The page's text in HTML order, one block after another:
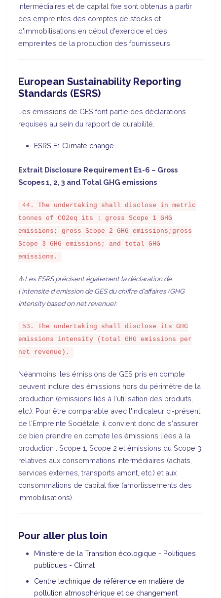
intermédiaires et de capital fixe sont obtenus à partir
des empreintes des comptes de stocks et
d'immobilisations en début d'exercice et des
empreintes de la production des fournisseurs.
European Sustainability Reporting
Standards (ESRS)
Les émissions de GES font partie des déclarations
requises au sein du rapport de durabilité.
ESRS E1 Climate change​​​​
Extrait Disclosure Requirement E1-6 – Gross
Scopes 1, 2, 3 and Total GHG emissions
44. The undertaking shall disclose in metric
tonnes of CO2eq its : gross Scope 1 GHG
emissions; gross Scope 2 GHG emissions;gross
Scope 3 GHG emissions; and total GHG
emissions.
⚠️Les ESRS précisent également la déclaration de
l'intensité d'émission de GES du chiffre d'affaires (GHG
Intensity based on net revenue):
53. The undertaking shall disclose its GHG
emissions intensity (total GHG emissions per
net revenue).
Néanmoins, les émissions de GES pris en compte
peuvent inclure des émissions hors du périmètre de la
production (émissions liés à l'utilisation des produits,
etc.). Pour être comparable avec l'indicateur ci-présent
de l'Empreinte Sociétale, il convient donc de s'assurer
de bien prendre en compte les émissions liées à la
production : Scope 1, Scope 2 et émissions du Scope 3
relatives aux consommations intermédiaires (achats,
services externes, transports amont, etc.) et aux
consommations de capital fixe (amortissements des
immobilisations).
Pour aller plus loin
Ministère de la Transition écologique - Politiques
publiques - Climat
Centre technique de référence en matière de
pollution atmosphérique et de changement